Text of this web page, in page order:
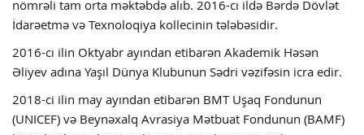
nömrəli tam orta məktəbdə alıb. 2016-cı ildə Bərdə Dövlət
İdarəetmə və Texnoloqiya kollecinin tələbəsidir.
2016-cı ilin Oktyabr ayından etibarən Akademik Həsən
Əliyev adına Yaşıl Dünya Klubunun Sədri vəzifəsin icra edir.
2018-ci ilin may ayından etibarən BMT Uşaq Fondunun
(UNICEF) və Beynəxalq Avrasiya Mətbuat Fondunun (BAMF)